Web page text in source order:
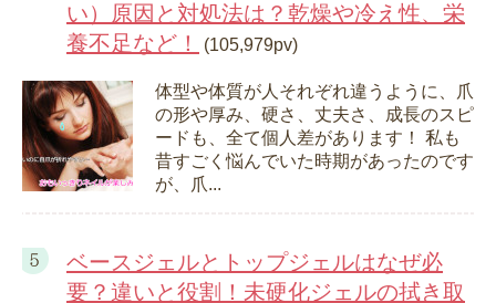
い）原因と対処法は？乾燥や冷え性、栄
養不足など！
(105,979pv)
体型や体質が人それぞれ違うように、爪
の形や厚み、硬さ、丈夫さ、成長のスピ
ードも、全て個人差があります！ 私も
昔すごく悩んでいた時期があったのです
が、爪...
ベースジェルとトップジェルはなぜ必
要？違いと役割！未硬化ジェルの拭き取